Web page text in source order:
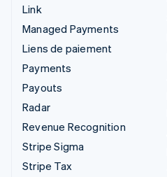
Link
Managed Payments
Liens de paiement
Payments
Payouts
Radar
Revenue Recognition
Stripe Sigma
Stripe Tax